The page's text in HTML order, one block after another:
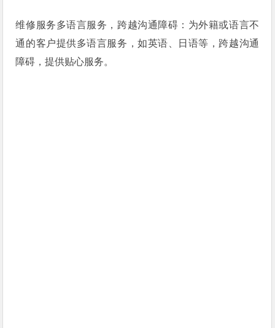
维修服务多语言服务，跨越沟通障碍：为外籍或语言不
通的客户提供多语言服务，如英语、日语等，跨越沟通
障碍，提供贴心服务。